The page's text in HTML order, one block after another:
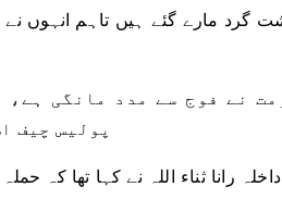
گرد مارے گئے ہیں تاہم انہوں
نے فوج سے مدد مانگی
پولیس چیف
رانا ثناء اللہ نے کہا تھا کہ